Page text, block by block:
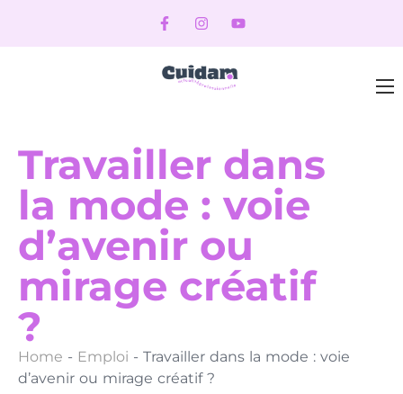
Travailler dans
la mode : voie
d’avenir ou
mirage créatif
?
Home - Emploi - Travailler dans la mode : voie
d’avenir ou mirage créatif ?